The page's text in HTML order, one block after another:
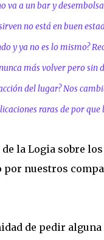
va a un bar y
no está en buen
y ya no es lo mismo?
más volver pero sin
del lugar? Nos
raras de por
la Logia sobre
nuestros
de pedir alguna